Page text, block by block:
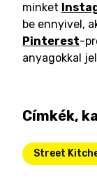
minket
be ennyivel,
Pinterest-
anyagokkal
Címkék,
Street